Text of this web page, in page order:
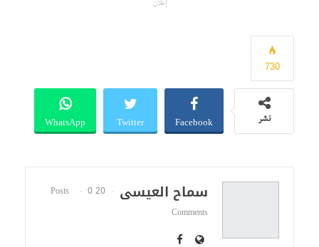
إعلان
730
نشر Facebook
Twitter
WhatsApp
سماح العيسى 20 Posts
0
Comments